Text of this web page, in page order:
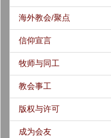
海外教会/聚点
信仰宣言
牧师与同工
教会事工
版权与许可
成为会友